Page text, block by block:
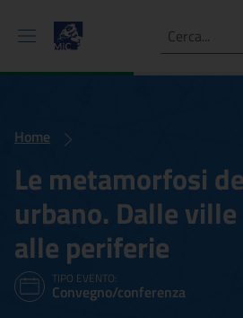
Ricerca
Home
Le metamorfosi
urbano. Dalle
alle periferie
TIPO EVENTO:
Convegno/conferenza